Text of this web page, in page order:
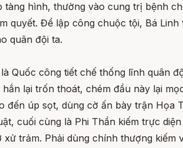
tàng hình, thường vào cung trị bệnh
quyết. Để lập công chuộc tội, Bá
quân đội ta.
Quốc công tiết chế thống lĩnh quân
lại trốn thoát, chém đầu này lại
đến úp sọt, dùng cờ ấn bày trận Họa
cuối cùng là Phi Thần kiếm trực
trảm. Phải dùng chính thượng